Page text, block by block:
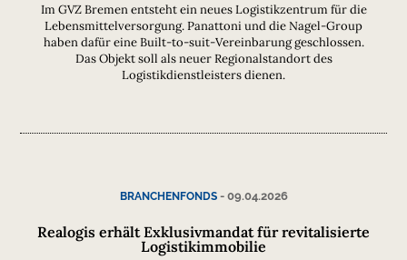
Im GVZ Bremen entsteht ein neues Logistikzentrum für die
Lebensmittelversorgung. Panattoni und die Nagel-Group
haben dafür eine Built-to-suit-Vereinbarung geschlossen.
Das Objekt soll als neuer Regionalstandort des
Logistikdienstleisters dienen.
BRANCHENFONDS- 09.04.2026
Realogis erhält Exklusivmandat für revitalisierte
Logistikimmobilie